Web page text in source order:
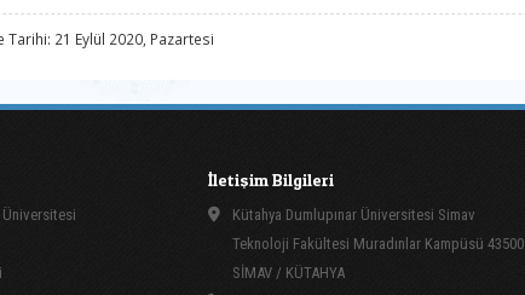
Tarihi: 21 Eylül 2020, Pazartesi
Üniversitesi
İletişim Bilgileri
Kütahya Dumlupınar Üniversitesi Simav
Teknoloji Fakültesi Muradınlar Kampüsü 43500
SİMAV / KÜTAHYA